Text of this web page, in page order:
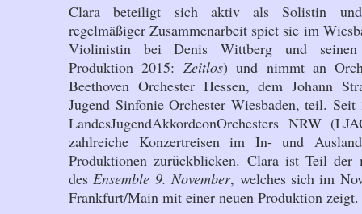
Clara beteiligt sich aktiv als Solistin und
regelmäßiger Zusammenarbeit spiet sie im
Violinistin bei Denis Wittberg und seinen
Produktion 2015: Zeitlos) und nimmt an
Beethoven Orchester Hessen, dem Johann
Jugend Sinfonie Orchester Wiesbaden, teil.
LandesJugendAkkordeonOrchesters NRW
zahlreiche Konzertreisen im In- und
Produktionen zurückblicken. Clara ist Teil der
des Ensemble 9. November, welches sich im
Frankfurt/Main mit einer neuen Produktion zeigt.